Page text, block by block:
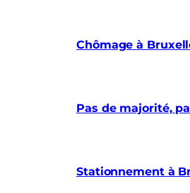
Chômage à
Pas de majorité,
Stationnement à